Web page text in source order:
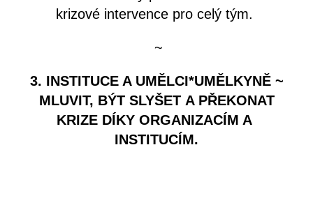
krizové intervence pro celý tým.
~
3. INSTITUCE A UMĚLCI*UMĚLKYNĚ ~
MLUVIT, BÝT SLYŠET A PŘEKONAT
KRIZE DÍKY ORGANIZACÍM A
INSTITUCÍM.